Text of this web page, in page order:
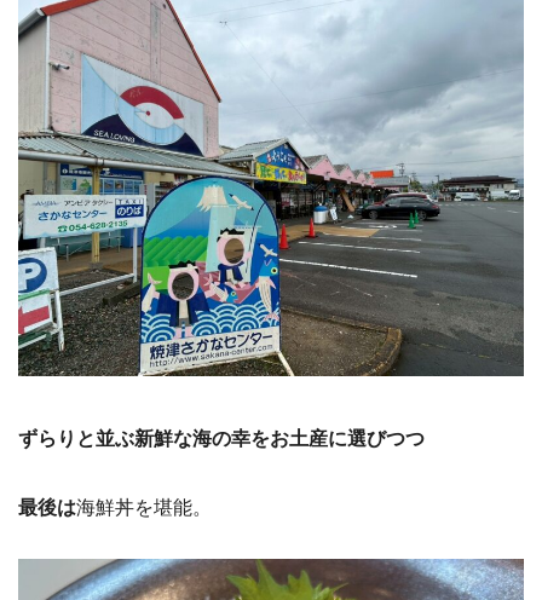
ずらりと並ぶ新鮮な海の幸をお土産に選びつつ
最後は海鮮丼を堪能。